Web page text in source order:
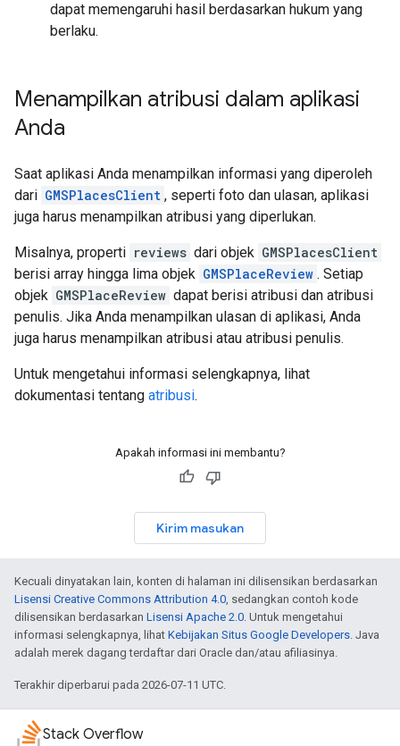
dapat memengaruhi hasil berdasarkan hukum yang
berlaku.
Menampilkan atribusi dalam aplikasi
Anda
Saat aplikasi Anda menampilkan informasi yang diperoleh
dari GMSPlacesClient , seperti foto dan ulasan, aplikasi
juga harus menampilkan atribusi yang diperlukan.
Misalnya, properti reviews dari objek GMSPlacesClient
berisi array hingga lima objek GMSPlaceReview . Setiap
objek GMSPlaceReview dapat berisi atribusi dan atribusi
penulis. Jika Anda menampilkan ulasan di aplikasi, Anda
juga harus menampilkan atribusi atau atribusi penulis.
Untuk mengetahui informasi selengkapnya, lihat
dokumentasi tentang atribusi.
Apakah informasi ini membantu?
Kirim masukan
Kecuali dinyatakan lain, konten di halaman ini dilisensikan berdasarkan
Lisensi Creative Commons Attribution 4.0, sedangkan contoh kode
dilisensikan berdasarkan Lisensi Apache 2.0. Untuk mengetahui
informasi selengkapnya, lihat Kebijakan Situs Google Developers. Java
adalah merek dagang terdaftar dari Oracle dan/atau afiliasinya.
Terakhir diperbarui pada 2026-07-11 UTC.
Stack Overflow